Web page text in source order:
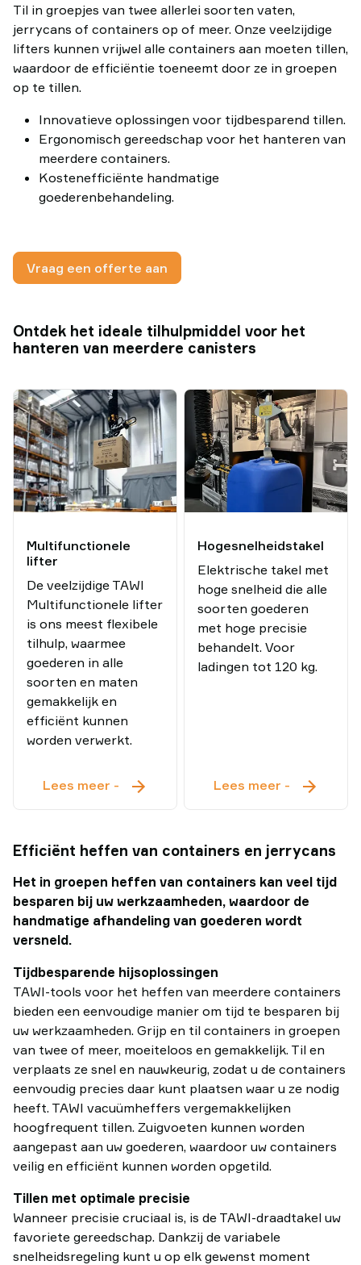
Til in groepjes van twee allerlei soorten vaten,
jerrycans of containers op of meer. Onze veelzijdige
lifters kunnen vrijwel alle containers aan moeten tillen,
waardoor de efficiëntie toeneemt door ze in groepen
op te tillen.
Innovatieve oplossingen voor tijdbesparend tillen.
Ergonomisch gereedschap voor het hanteren van
meerdere containers.
Kostenefficiënte handmatige
goederenbehandeling.
Vraag een offerte aan
Ontdek het ideale tilhulpmiddel voor het
hanteren van meerdere canisters
Multifunctionele
lifter
De veelzijdige TAWI
Multifunctionele lifter
is ons meest flexibele
tilhulp, waarmee
goederen in alle
soorten en maten
gemakkelijk en
efficiënt kunnen
worden verwerkt.
Lees meer -
Multifunctionele
Hogesnelheidstakel
Elektrische takel met
hoge snelheid die alle
soorten goederen
met hoge precisie
behandelt. Voor
ladingen tot 120 kg.
Lees meer -
Efficiënt heffen van containers en jerrycans
Het in groepen heffen van containers kan veel tijd
besparen bij uw werkzaamheden, waardoor de
handmatige afhandeling van goederen wordt
versneld.
Tijdbesparende hijsoplossingen
TAWI-tools voor het heffen van meerdere containers
bieden een eenvoudige manier om tijd te besparen bij
uw werkzaamheden. Grijp en til containers in groepen
van twee of meer, moeiteloos en gemakkelijk. Til en
verplaats ze snel en nauwkeurig, zodat u de containers
eenvoudig precies daar kunt plaatsen waar u ze nodig
heeft. TAWI vacuümheffers vergemakkelijken
hoogfrequent tillen. Zuigvoeten kunnen worden
aangepast aan uw goederen, waardoor uw containers
veilig en efficiënt kunnen worden opgetild.
Tillen met optimale precisie
Wanneer precisie cruciaal is, is de TAWI-draadtakel uw
favoriete gereedschap. Dankzij de variabele
snelheidsregeling kunt u op elk gewenst moment